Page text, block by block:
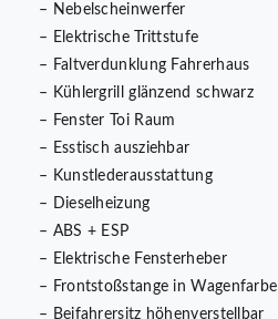
– Nebelscheinwerfer
– Elektrische Trittstufe
– Faltverdunklung Fahrerhaus
– Kühlergrill glänzend schwarz
– Fenster Toi Raum
– Esstisch ausziehbar
– Kunstlederausstattung
– Dieselheizung
– ABS + ESP
– Elektrische Fensterheber
– Frontstoßstange in Wagenfarbe
– Beifahrersitz höhenverstellbar